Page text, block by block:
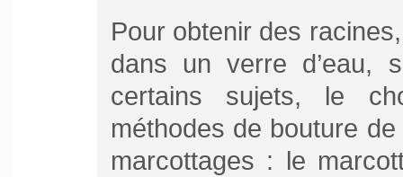
Pour obtenir des
dans un verre d’eau,
certains sujets, le
méthodes de bouture
marcottages : le